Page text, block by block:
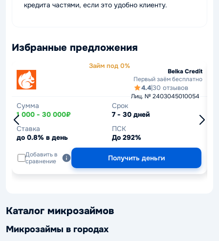
кредита частями, если это удобно клиенту.
Избранные предложения
Займ под 0%
Belka Credit
Первый заём бесплатно
Лиц. № 2403045010054
4.4|30 отзывов
Сумма
1 000 - 30 000₽
Срок
7 - 30 дней
Ставка
до 0.8% в день
ПСК
До 292%
Добавить в
сравнение
Получить деньги
Каталог микрозаймов
Микрозаймы в городах